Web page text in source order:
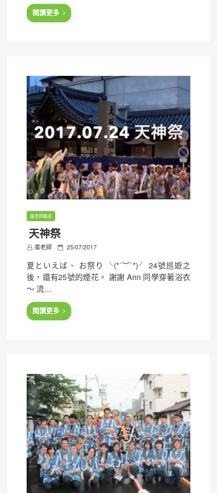
d
閱讀更多
蛋老師雜談
天神祭
蛋老師
P
s
t
d
25/07/2017
夏といえば、 お祭り ╰(*´︶`*)╯ 24號巡遊之
後，還有25號的煙花。 謝謝 Ann 同學穿著浴衣
～ 流…
閱讀更多